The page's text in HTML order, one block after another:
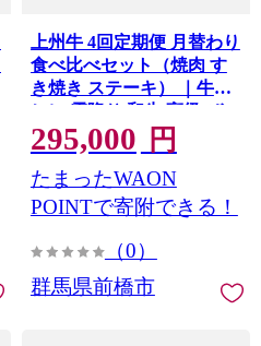
上州牛 4回定期便 月替わり
食べ比べセット（焼肉 す
き焼き ステーキ） ｜牛肉
ヒレ 霜降り 和牛 高級 ぜい
たく 贅沢 特別 牛 すき焼き
ステーキ 炒め物 ブランド
牛 上州牛 使いやすい 便利
長期保存 冷凍 ストック 群
295,000 円
たまったWAON
POINTで寄附できる！
（0）
群馬県前橋市